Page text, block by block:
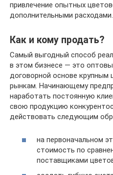
привлечение опытных
дополнительными расходами.
Как и кому продать?
Самый выгодный способ
в этом бизнесе — это
договорной основе крупным
рынкам. Начинающему
наработать постоянную
свою продукцию
действовать следующим
на первоначальном
стоимость по
поставщиками